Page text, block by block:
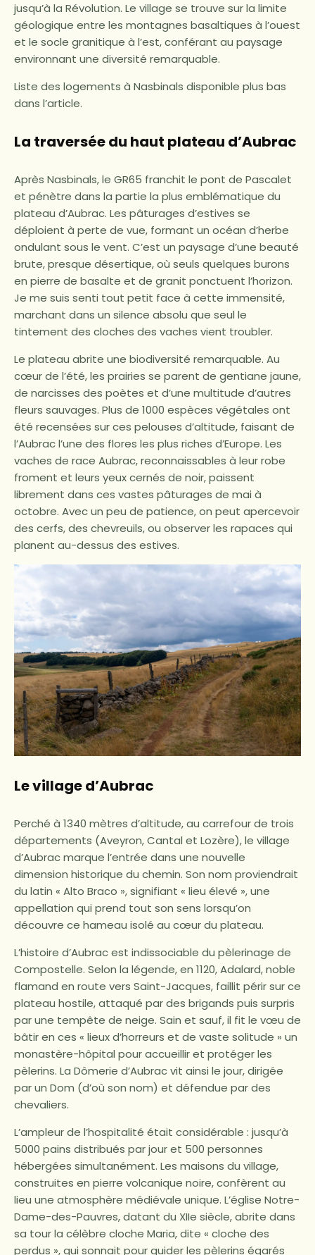
jusqu’à la Révolution. Le village se trouve sur la limite
géologique entre les montagnes basaltiques à l’ouest
et le socle granitique à l’est, conférant au paysage
environnant une diversité remarquable.
Liste des logements à Nasbinals disponible plus bas
dans l’article.
La traversée du haut plateau d’Aubrac
Après Nasbinals, le GR65 franchit le pont de Pascalet
et pénètre dans la partie la plus emblématique du
plateau d’Aubrac. Les pâturages d’estives se
déploient à perte de vue, formant un océan d’herbe
ondulant sous le vent. C’est un paysage d’une beauté
brute, presque désertique, où seuls quelques burons
en pierre de basalte et de granit ponctuent l’horizon.
Je me suis senti tout petit face à cette immensité,
marchant dans un silence absolu que seul le
tintement des cloches des vaches vient troubler.
Le plateau abrite une biodiversité remarquable. Au
cœur de l’été, les prairies se parent de gentiane jaune,
de narcisses des poètes et d’une multitude d’autres
fleurs sauvages. Plus de 1000 espèces végétales ont
été recensées sur ces pelouses d’altitude, faisant de
l’Aubrac l’une des flores les plus riches d’Europe. Les
vaches de race Aubrac, reconnaissables à leur robe
froment et leurs yeux cernés de noir, paissent
librement dans ces vastes pâturages de mai à
octobre. Avec un peu de patience, on peut apercevoir
des cerfs, des chevreuils, ou observer les rapaces qui
planent au-dessus des estives.
Le village d’Aubrac
Perché à 1340 mètres d’altitude, au carrefour de trois
départements (Aveyron, Cantal et Lozère), le village
d’Aubrac marque l’entrée dans une nouvelle
dimension historique du chemin. Son nom proviendrait
du latin « Alto Braco », signifiant « lieu élevé », une
appellation qui prend tout son sens lorsqu’on
découvre ce hameau isolé au cœur du plateau.
L’histoire d’Aubrac est indissociable du pèlerinage de
Compostelle. Selon la légende, en 1120, Adalard, noble
flamand en route vers Saint-Jacques, faillit périr sur ce
plateau hostile, attaqué par des brigands puis surpris
par une tempête de neige. Sain et sauf, il fit le vœu de
bâtir en ces « lieux d’horreurs et de vaste solitude » un
monastère-hôpital pour accueillir et protéger les
pèlerins. La Dômerie d’Aubrac vit ainsi le jour, dirigée
par un Dom (d’où son nom) et défendue par des
chevaliers.
L’ampleur de l’hospitalité était considérable : jusqu’à
5000 pains distribués par jour et 500 personnes
hébergées simultanément. Les maisons du village,
construites en pierre volcanique noire, confèrent au
lieu une atmosphère médiévale unique. L’église Notre-
Dame-des-Pauvres, datant du XIIe siècle, abrite dans
sa tour la célèbre cloche Maria, dite « cloche des
perdus », qui sonnait pour guider les pèlerins égarés